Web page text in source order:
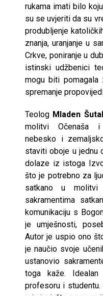
rukama imati bilo
su se uvjeriti da su
produbljenje
znanja, uranjanje u
Crkve, poniranje u
istinski udžbenici
mogu biti
spremanje
Teolog Mladen
molitvi Očenaša i
nebesko i
staviti oboje u jednu
dolaze iz istoga
što je potrebno za
satkano u molitvi
sakramentima
komunikaciju s
je umješnosti,
Autor je uspio ono
je naučio svoje
ustanovio
toga kaže.
profesoru i